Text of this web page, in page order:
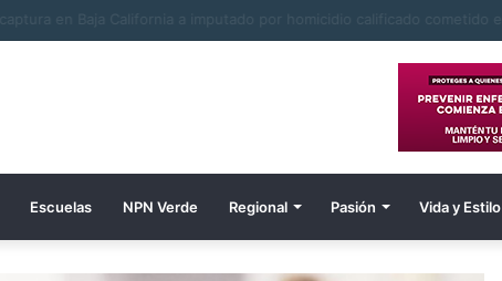
Escuelas NPN Verde Regional Pasión Vida y Estilo